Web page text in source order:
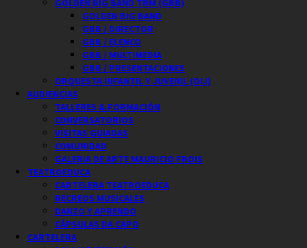
GOLDEN BIG BAND TRM (GBB)
GOLDEN BIG BAND
GBB / DIRECTOR
GBB / ELENCO
GBB / MULTIMEDIA
GBB / PRESENTACIONES
ORQUESTA INFANTIL Y JUVENIL (OIJ)
AUDIENCIAS
TALLERES & FORMACIÓN
CONVERSATORIOS
VISITAS GUIADAS
COMUNIDAD
GALERIA DE ARTE MAURICIO FROIS
TEATROEDUCA
CARTELERA TEATROEDUCA
RECREOS MUSICALES
DANZO Y APRENDO
CÁPSULAS DA CAPO
CARTELERA